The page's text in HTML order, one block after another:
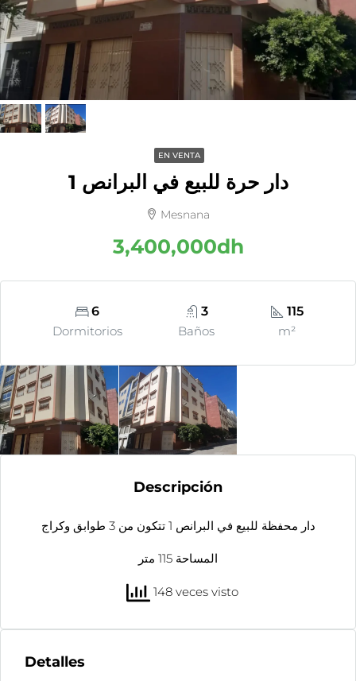
EN VENTA
دار حرة للبيع في البرانص 1
Mesnana
3,400,000dh
6
Dormitorios
3
Baños
115
m²
Descripción
دار محفظة للبيع في البرانص 1 تتكون من 3 طوابق وكراج
المساحة 115 متر
148 veces visto
Detalles